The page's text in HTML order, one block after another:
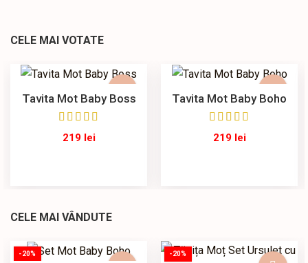
CELE MAI VOTATE
Tavita Mot Baby Boss
219 lei
Tavita Mot Baby Boho
219 lei
CELE MAI VÂNDUTE
-20% -20%